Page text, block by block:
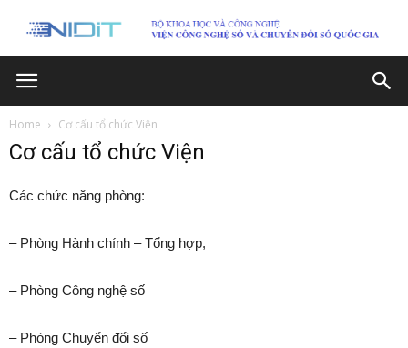
Home Cơ cấu tổ chức Viện
Cơ cấu tổ chức Viện
Các chức năng phòng:
– Phòng Hành chính – Tổng hợp,
– Phòng Công nghệ số
– Phòng Chuyển đổi số